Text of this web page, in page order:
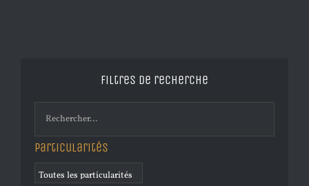
Filtres de recherche
Particularités